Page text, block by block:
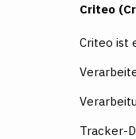
Criteo
Criteo ist
Tracker-